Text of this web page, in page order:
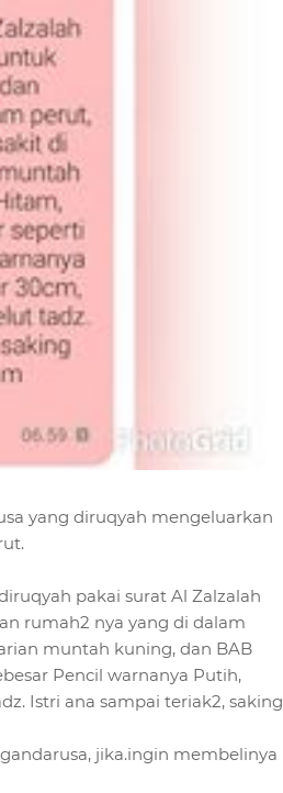
yang diruqyah mengeluarkan
pakai surat Al Zalzalah
rumah2 nya yang di dalam
muntah kuning, dan BAB
Pencil warnanya Putih,
Istri ana sampai teriak2, saking
jika.ingin membelinya